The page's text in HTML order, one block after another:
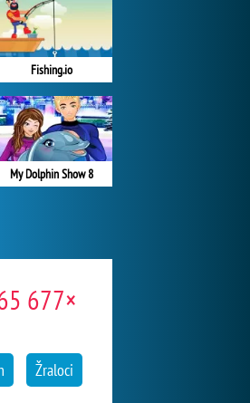
Fishing.io
My Dolphin Show 8
677×
Žraloci